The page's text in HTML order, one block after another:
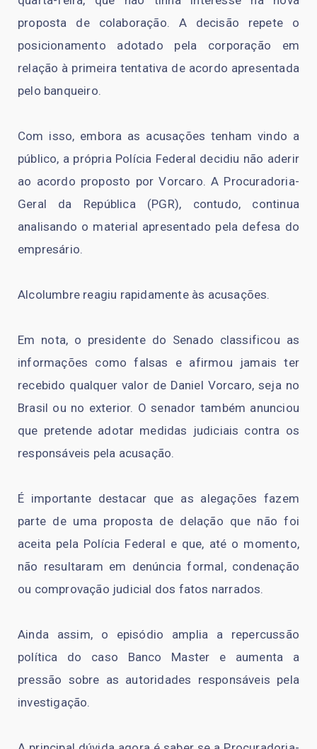
proposta de colaboração. A decisão repete o
posicionamento adotado pela corporação em
relação à primeira tentativa de acordo apresentada
pelo banqueiro.
Com isso, embora as acusações tenham vindo a
público, a própria Polícia Federal decidiu não aderir
ao acordo proposto por Vorcaro. A Procuradoria-
Geral da República (PGR), contudo, continua
analisando o material apresentado pela defesa do
empresário.
Alcolumbre reagiu rapidamente às acusações.
Em nota, o presidente do Senado classificou as
informações como falsas e afirmou jamais ter
recebido qualquer valor de Daniel Vorcaro, seja no
Brasil ou no exterior. O senador também anunciou
que pretende adotar medidas judiciais contra os
responsáveis pela acusação.
É importante destacar que as alegações fazem
parte de uma proposta de delação que não foi
aceita pela Polícia Federal e que, até o momento,
não resultaram em denúncia formal, condenação
ou comprovação judicial dos fatos narrados.
Ainda assim, o episódio amplia a repercussão
política do caso Banco Master e aumenta a
pressão sobre as autoridades responsáveis pela
investigação.